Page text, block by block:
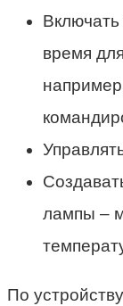
время
лампы –
По